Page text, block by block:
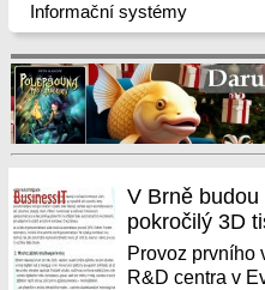
Informační systémy
V Brně
pokročilý 3D
Provoz prvního
R&D centra v